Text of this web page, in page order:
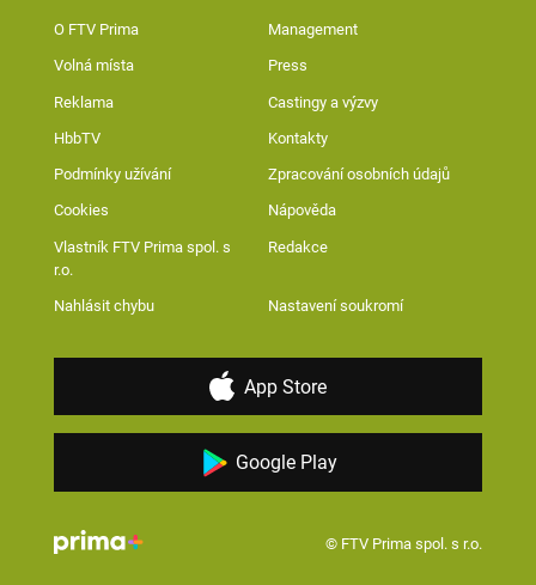
O FTV Prima Management
Volná místa Press
Reklama Castingy a výzvy
HbbTV Kontakty
Podmínky užívání Zpracování osobních údajů
Cookies Nápověda
Vlastník FTV Prima spol. s
r.o.
Redakce
Nahlásit chybu Nastavení soukromí
App Store
Google Play
© FTV Prima spol. s r.o.